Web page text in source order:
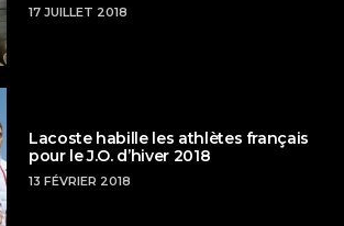
17 JUILLET 2018
Lacoste habille les athlètes français
pour le J.O. d’hiver 2018
13 FÉVRIER 2018